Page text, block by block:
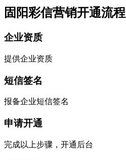
固阳彩信营销开通流程
企业资质
提供企业资质
短信签名
报备企业短信签名
申请开通
完成以上步骤，开通后台